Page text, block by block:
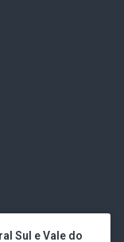
Sul e Vale do